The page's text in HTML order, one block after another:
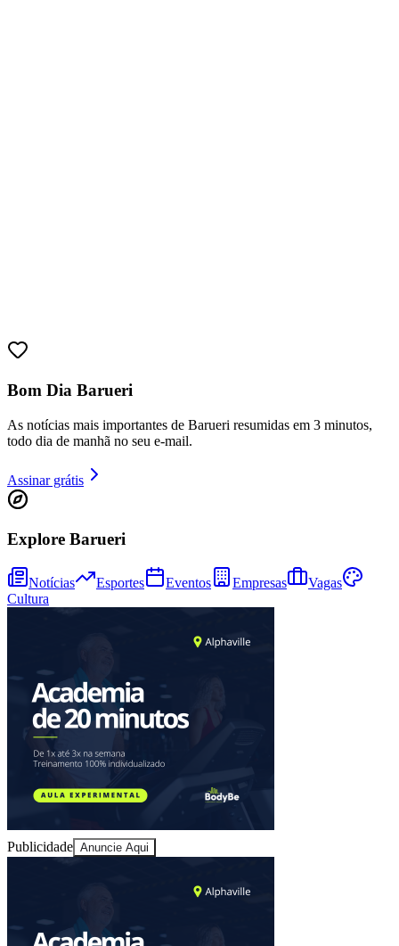
Bom Dia Barueri
As notícias mais importantes de Barueri resumidas em 3 minutos,
todo dia de manhã no seu e-mail.
Assinar grátis
Explore Barueri
Notícias Esportes Eventos Empresas
Vagas
Cultura
Publicidade Anuncie Aqui